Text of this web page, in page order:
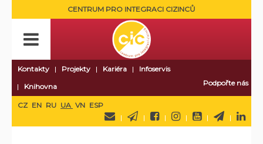
CENTRUM PRO INTEGRACI CIZINCŮ
Kontakty Projekty Kariéra
Infoservis
Knihovna
Podpořte nás
CZ EN RU UA VN ESP